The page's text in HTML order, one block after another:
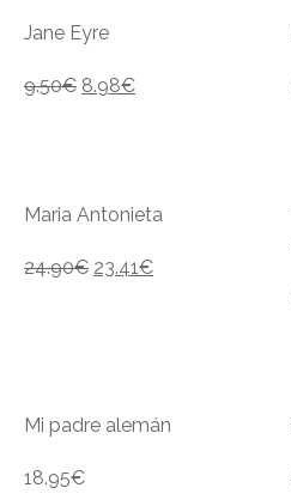
Jane Eyre
9.50€ 8.98€
Maria Antonieta
24.90€ 23.41€
Mi padre alemán
18.95€